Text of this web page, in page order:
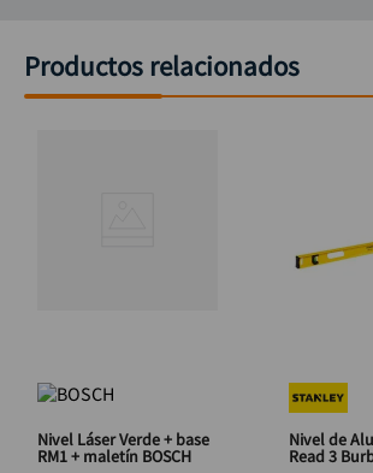
Productos relacionados
Nivel Láser Verde + base
RM1 + maletín BOSCH
Nivel de
Read 3